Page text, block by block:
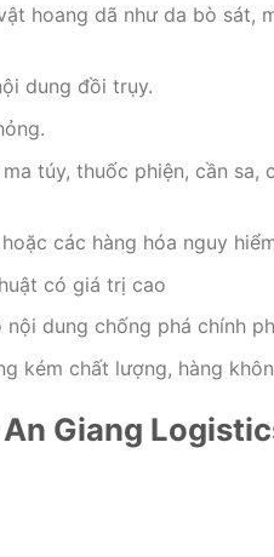
hoang dã như da bò sát,
dung đồi trụy.
túy, thuốc phiện, cần
các hàng hóa nguy
có giá trị cao
dung chống phá chính
kém chất lượng, hàng
Giang